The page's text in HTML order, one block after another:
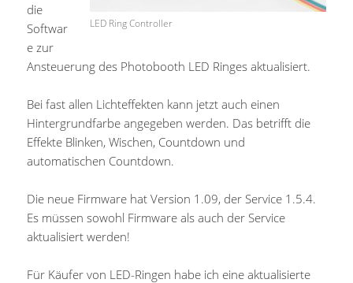
LED Ring Controller
die
Softwar
e zur
Ansteuerung des Photobooth LED Ringes aktualisiert.
Bei fast allen Lichteffekten kann jetzt auch einen
Hintergrundfarbe angegeben werden. Das betrifft die
Effekte Blinken, Wischen, Countdown und
automatischen Countdown.
Die neue Firmware hat Version 1.09, der Service 1.5.4.
Es müssen sowohl Firmware als auch der Service
aktualisiert werden!
Für Käufer von LED-Ringen habe ich eine aktualisierte